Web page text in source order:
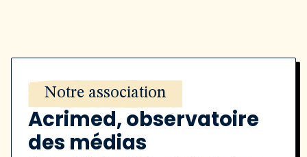
Notre association
Acrimed, observatoire
des médias